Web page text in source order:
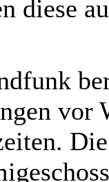
diese
vor